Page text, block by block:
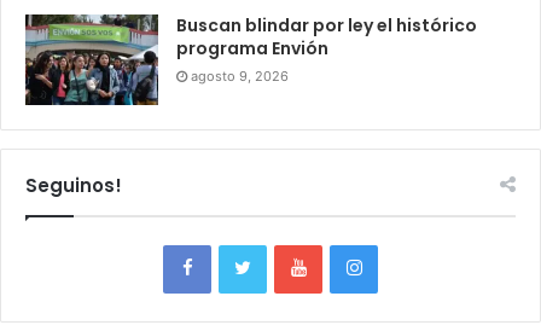
Buscan blindar por ley el histórico
programa Envión
agosto 9, 2026
Seguinos!